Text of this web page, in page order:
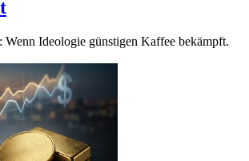
Ideologie günstigen Kaffee bekämpft.